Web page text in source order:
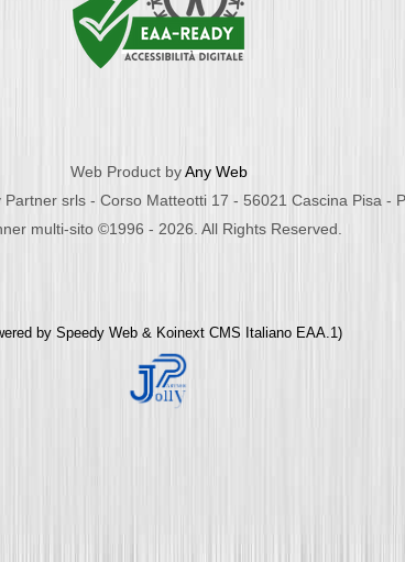
Web Product byAny Web
srls - Corso Matteotti 17 - 56021 Cascina Pisa -
multi-sito ©1996 - 2026. All Rights Reserved.
by Speedy Web & Koinext CMS Italiano EAA.1)